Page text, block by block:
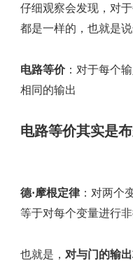
仔细观察会发现，对
都是一样的，也就是
电路等价：对于每个
相同的输出
电路等价其实是
德·摩根定律：对两个
等于对每个变量进行
也就是， 对与门的输